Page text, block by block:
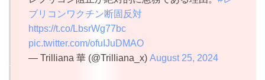
ブリコンワクチン断固反対
https://t.co/LbsrWg77bc
pic.twitter.com/ofuIJuDMAO
— Trilliana 華 (@Trilliana_x) August 25, 2024